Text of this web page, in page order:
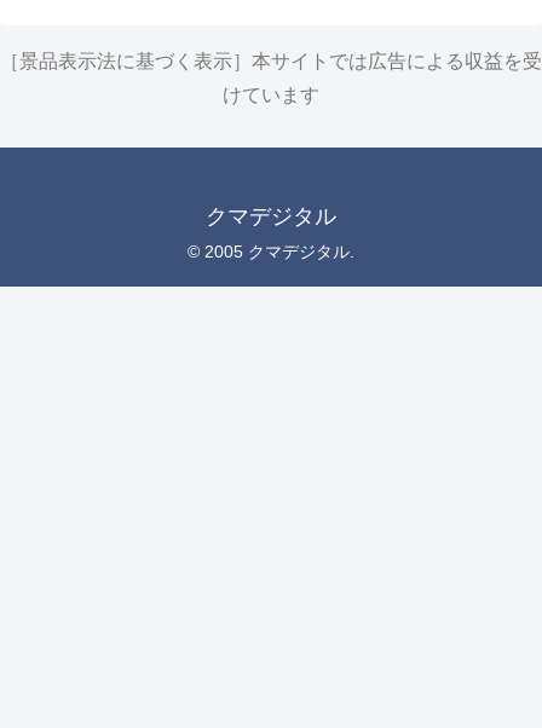
［景品表示法に基づく表示］本サイトでは広告による収益を受
けています
クマデジタル
© 2005 クマデジタル.